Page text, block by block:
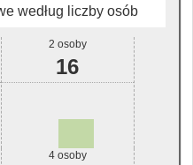
według liczby osób
2 osoby
16
4 osoby